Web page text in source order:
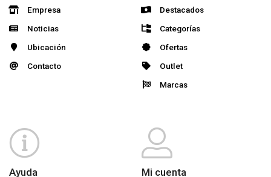
Empresa
Noticias
Ubicación
Contacto
Destacados
Categorías
Ofertas
Outlet
Marcas
Ayuda Mi cuenta